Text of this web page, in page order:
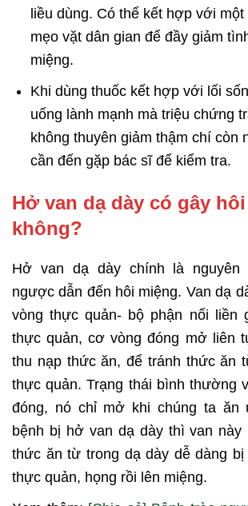
liều dùng. Có thể kết hợp với
mẹo vặt dân gian để đầy giảm
miệng.
Khi dùng thuốc kết hợp với lối
uống lành mạnh mà triệu chứng
không thuyên giảm thậm chí còn
cần đến gặp bác sĩ để kiểm tra.
Hở van dạ dày có gây
không?
Hở van dạ dày chính là nguyên
ngược dẫn đến hôi miệng. Van dạ
vòng thực quản- bộ phận nối liền
thực quản, cơ vòng đóng mở liên
thu nạp thức ăn, để tránh thức ăn
thực quản. Trạng thái bình thường
đóng, nó chỉ mở khi chúng ta ăn
bệnh bị hở van dạ dày thì van
thức ăn từ trong dạ dày dễ dàng
thực quản, họng rồi lên miệng.